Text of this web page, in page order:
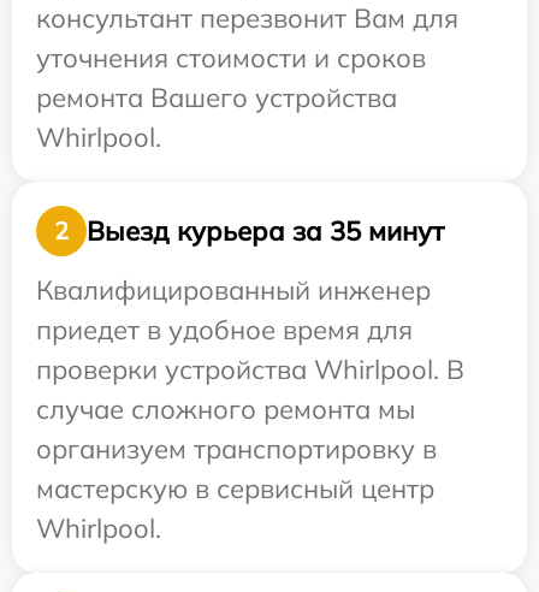
консультант перезвонит Вам для
уточнения стоимости и сроков
ремонта Вашего устройства
Whirlpool.
2
Выезд курьера за 35 минут
Квалифицированный инженер
приедет в удобное время для
проверки устройства Whirlpool. В
случае сложного ремонта мы
организуем транспортировку в
мастерскую в сервисный центр
Whirlpool.